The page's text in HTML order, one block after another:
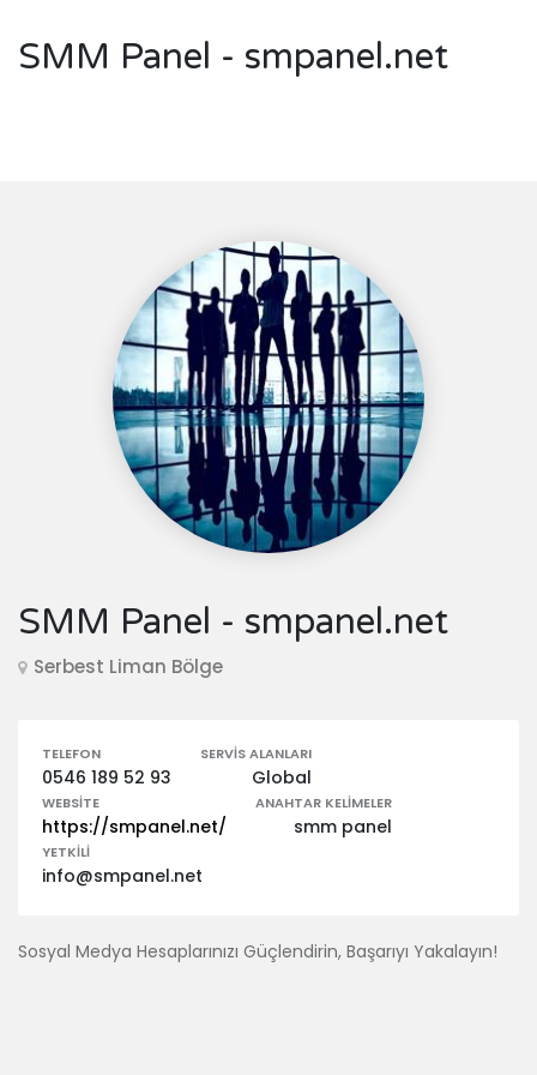
SMM Panel - smpanel.net
SMM Panel - smpanel.net
Serbest Liman Bölge
TELEFON
0546 189 52 93
SERVIS ALANLARI
Global
WEBSITE
https://smpanel.net/
ANAHTAR KELIMELER
smm panel
YETKILI
info@smpanel.net
Sosyal Medya Hesaplarınızı Güçlendirin, Başarıyı Yakalayın!